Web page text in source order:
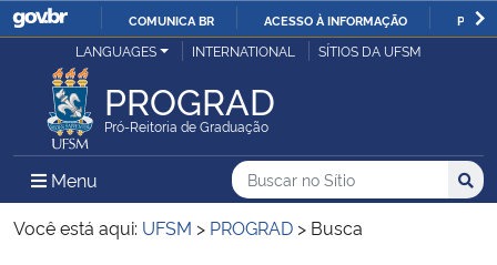
IR
O
COMUNICA BR ACESSO À INFORMAÇÃO
Ministério da Justiça e Segurança Pública
Ministério da Defesa
Ministério das Relações Exteriores
LANGUAGES INTERNATIONAL SÍTIOS DA UFSM
PROGRAD
Pró-Reitoria de Graduação
Menu Menu Principal do Sítio
Busca
Buscar no no Sítio
Busca:
Você está aqui: UFSM > PROGRAD > Busca